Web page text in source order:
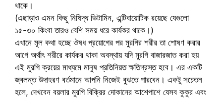
থাকে।
(এছাড়াও এমন কিছু নিষিদ্ধ ভিটামিন, এন্টিবায়োটিক রয়েছে যেগুলো
১৫-৩০ কিংবা তারও বেশি সময় ধরে কার্যকর থাকে।)
এখানে মূল কথা হচ্ছে ঔষধ প্রয়োগের পর মুরগির শরীর তা শোষণ করার
আগে অর্থাৎ শরীরে কার্যকর থাকা অবস্থায় যদি মুরগি বাজারজাত করা হয়
এই মুরগি ক্রয়ের মাধ্যমে মানুষ প্রতিনিয়ত ক্ষতিগ্রস্ত হবে। এর একটি
জ্বলন্ত উদাহরণ বর্তমানে আপনি নিজেই বুঝতে পারবেন। একটু সচেতন
হলে, দেখবেন বয়লার মুরগি বিক্রির দোকানের আশেপাশে যেসব কুকুর এবং